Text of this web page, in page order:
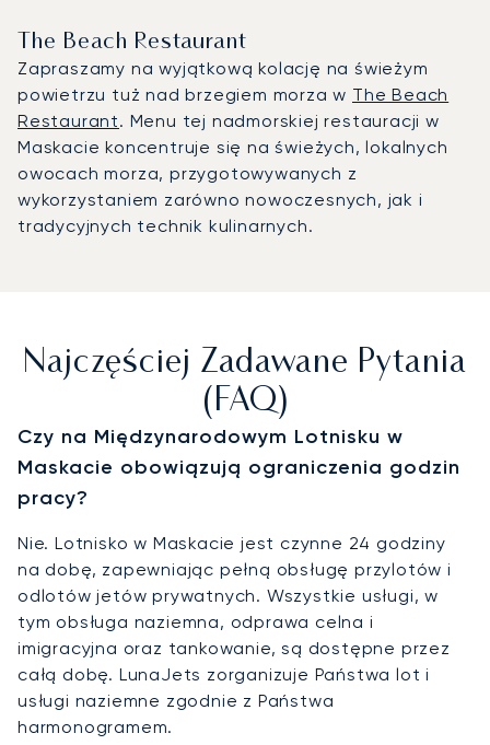
The Beach Restaurant
Zapraszamy na wyjątkową kolację na świeżym
powietrzu tuż nad brzegiem morza w The Beach
Restaurant. Menu tej nadmorskiej restauracji w
Maskacie koncentruje się na świeżych, lokalnych
owocach morza, przygotowywanych z
wykorzystaniem zarówno nowoczesnych, jak i
tradycyjnych technik kulinarnych.
Najczęściej Zadawane Pytania
(FAQ)
Czy na Międzynarodowym Lotnisku w
Maskacie obowiązują ograniczenia godzin
pracy?
Nie. Lotnisko w Maskacie jest czynne 24 godziny
na dobę, zapewniając pełną obsługę przylotów i
odlotów jetów prywatnych. Wszystkie usługi, w
tym obsługa naziemna, odprawa celna i
imigracyjna oraz tankowanie, są dostępne przez
całą dobę. LunaJets zorganizuje Państwa lot i
usługi naziemne zgodnie z Państwa
harmonogramem.